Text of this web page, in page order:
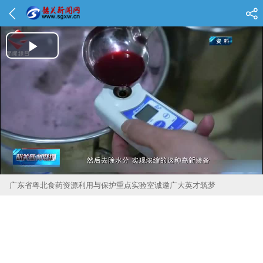
Play Video
广东省粤北食药资源利用与保护重点实验室诚邀广大英才筑梦